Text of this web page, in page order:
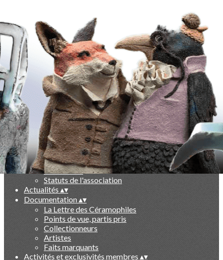
Exporter toutes les colonnes
Exporter uniquement les colonnes affichées
Menu
Ajoutez un logo, un bouton, des réseaux sociaux
Cliquez pour éditer
-
Qui sommes nous ?▴▾
Présentation
Le livre des 10 ans
Partenaires
Statuts de l'association
Actualités ▴▾
Documentation▴▾
La Lettre des Céramophiles
Points de vue, partis pris
Collectionneurs
Artistes
Faits marquants
Activités et exclusivités membres ▴▾